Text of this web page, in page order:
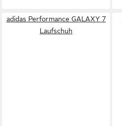
adidas Performance GALAXY 7
Laufschuh